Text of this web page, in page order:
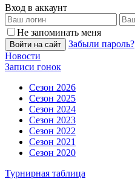
Вход в аккаунт
Не запоминать меня
Войти на сайт
Забыли пароль?
Новости
Записи гонок
Сезон 2026
Сезон 2025
Сезон 2024
Сезон 2023
Сезон 2022
Сезон 2021
Сезон 2020
Турнирная таблица